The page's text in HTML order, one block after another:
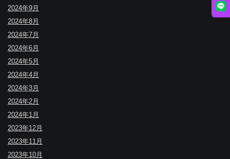
2024年9月
2024年8月
2024年7月
2024年6月
2024年5月
2024年4月
2024年3月
2024年2月
2024年1月
2023年12月
2023年11月
2023年10月